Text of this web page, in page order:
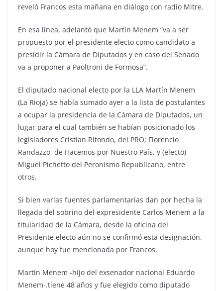
reveló Francos esta mañana en diálogo con radio Mitre.
En esa línea, adelantó que Martín Menem “va a ser
propuesto por el presidente electo como candidato a
presidir la Cámara de Diputados y en caso del Senado
va a proponer a Paoltroni de Formosa”.
El diputado nacional electo por la LLA Martín Menem
(La Rioja) se había sumado ayer a la lista de postulantes
a ocupar la presidencia de la Cámara de Diputados, un
lugar para el cual también se habían posicionado los
legisladores Cristian Ritondo, del PRO; Florencio
Randazzo, de Hacemos por Nuestro País, y (electo)
Miguel Pichetto del Peronismo Republicano, entre
otros.
Si bien varias fuentes parlamentarias dan por hecha la
llegada del sobrino del expresidente Carlos Menem a la
titularidad de la Cámara, desde la oficina del
Presidente electo aún no se confirmó esta designación,
aunque hoy fue mencionada por Francos.
Martín Menem -hijo del exsenador nacional Eduardo
Menem-.tiene 48 años y fue elegido como diputado